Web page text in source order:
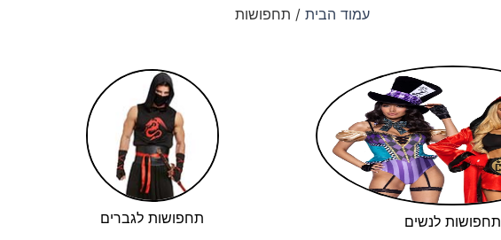
עמוד הבית / תחפושות
תחפושות לנשים תחפושות לגברים